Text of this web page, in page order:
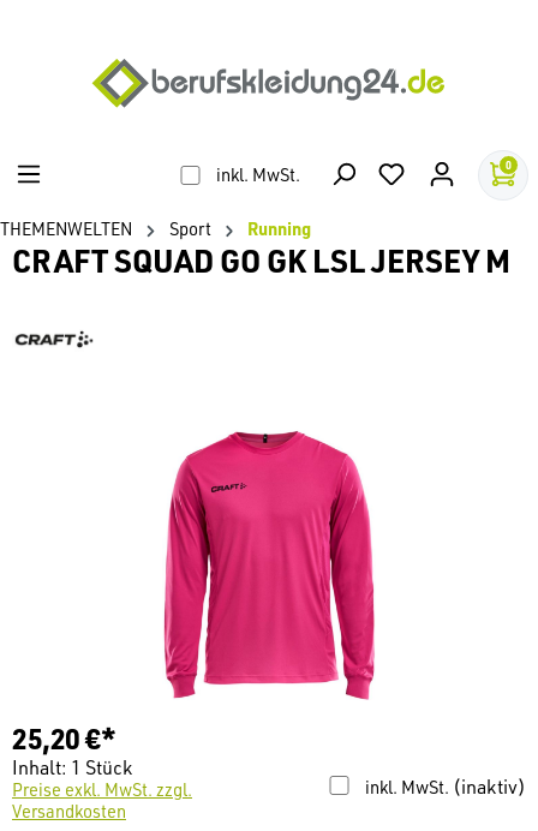
inkl. MwSt. 0
THEMENWELTEN Sport Running
CRAFT SQUAD GO GK LSL JERSEY M
Bildergalerie überspringen
25,20 €*
Inhalt: 1 Stück
inkl. MwSt. (inaktiv)
Preise exkl. MwSt. zzgl.
Versandkosten